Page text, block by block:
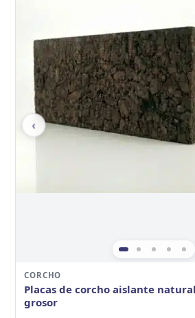
‹
CORCHO
Placas de corcho aislante
grosor